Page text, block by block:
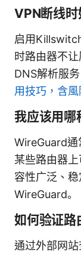
VPN断线时
启用
时路由器不
DNS解析服务
用技巧，含
我应该用哪
WireGuard通
某些路由器
容性广泛、
WireGuard。
如何验证路
通过外部网